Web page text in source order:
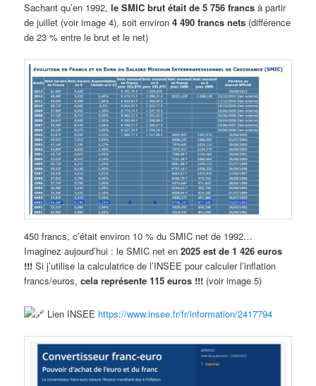
Sachant qu’en 1992, le SMIC brut était de 5 756 francs à partir
de juillet (voir image 4), soit environ4 490 francs nets (différence
de 23 % entre le brut et le net)
450 francs, c’était environ 10 % du SMIC net de 1992…
Imaginez aujourd’hui : le SMIC net en 2025 est de 1 426 euros
!!! Si j’utilise la calculatrice de l’INSEE pour calculer l’inflation
francs/euros,cela représente 115 euros !!! (voir image 5)
Lien INSEE https://www.insee.fr/fr/information/2417794